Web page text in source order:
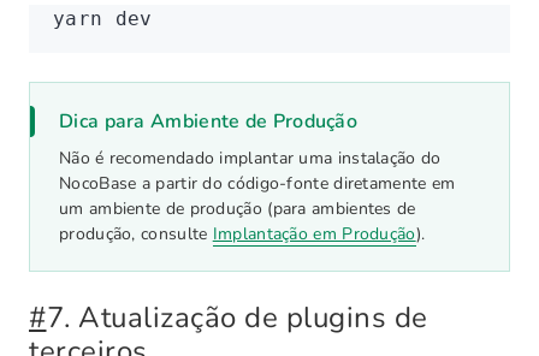
yarn dev
Dica para Ambiente de Produção
Não é recomendado implantar uma instalação do
NocoBase a partir do código-fonte diretamente em
um ambiente de produção (para ambientes de
produção, consulte Implantação em Produção).
#7. Atualização de plugins de